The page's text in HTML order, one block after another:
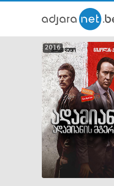
2016
GEO ENG